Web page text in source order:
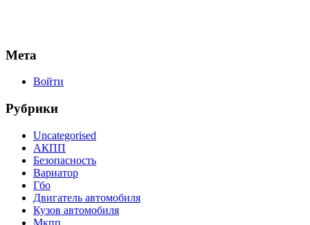
Мета
Войти
Рубрики
Uncategorised
АКПП
Безопасность
Вариатор
Гбо
Двигатель автомобиля
Кузов автомобиля
Мкпп